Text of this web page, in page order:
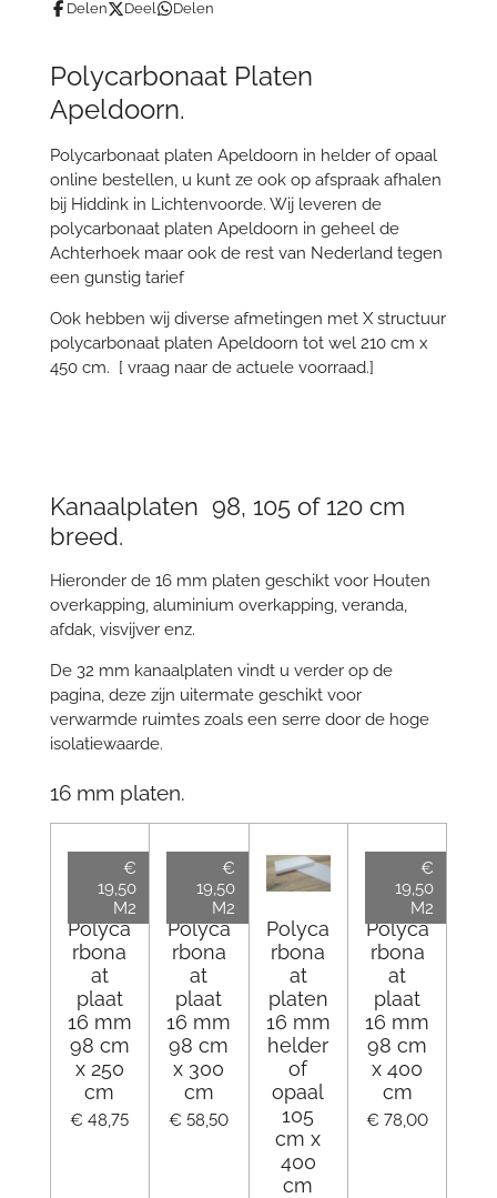
Delen Deel Delen
Polycarbonaat Platen
Apeldoorn.
Polycarbonaat platen Apeldoorn in helder of opaal
online bestellen, u kunt ze ook op afspraak afhalen
bij Hiddink in Lichtenvoorde. Wij leveren de
polycarbonaat platen Apeldoorn in geheel de
Achterhoek maar ook de rest van Nederland tegen
een gunstig tarief
Ook hebben wij diverse afmetingen met X structuur
polycarbonaat platen Apeldoorn tot wel 210 cm x
450 cm. [ vraag naar de actuele voorraad.]
Kanaalplaten 98, 105 of 120 cm
breed.
Hieronder de 16 mm platen geschikt voor Houten
overkapping, aluminium overkapping, veranda,
afdak, visvijver enz.
De 32 mm kanaalplaten vindt u verder op de
pagina, deze zijn uitermate geschikt voor
verwarmde ruimtes zoals een serre door de hoge
isolatiewaarde.
16 mm platen.
€
19,50
M2
Polyca
rbona
at
plaat
16 mm
98 cm
x 250
cm
€ 48,75
€
19,50
M2
Polyca
rbona
at
plaat
16 mm
98 cm
x 300
cm
€ 58,50
Polyca
rbona
at
platen
16 mm
helder
of
opaal
105
cm x
400
cm
€
19,50
M2
Polyca
rbona
at
plaat
16 mm
98 cm
x 400
cm
€ 78,00